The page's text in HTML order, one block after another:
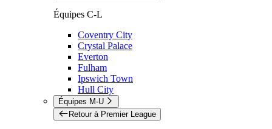
Équipes C-L
Coventry City
Crystal Palace
Everton
Fulham
Ipswich Town
Hull City
Équipes M-U
Retour à Premier League